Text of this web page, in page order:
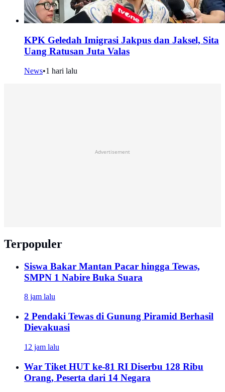
KPK Geledah Imigrasi Jakpus dan Jaksel, Sita
Uang Ratusan Juta Valas
News•1 hari lalu
Advertisement
Terpopuler
Siswa Bakar Mantan Pacar hingga Tewas,
SMPN 1 Nabire Buka Suara
8 jam lalu
2 Pendaki Tewas di Gunung Piramid Berhasil
Dievakuasi
12 jam lalu
War Tiket HUT ke-81 RI Diserbu 128 Ribu
Orang, Peserta dari 14 Negara